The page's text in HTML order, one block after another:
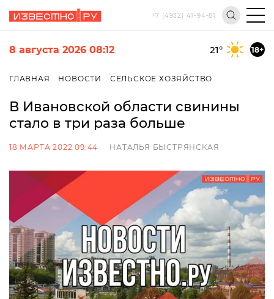
+7 (4932) 41-94-81
8 августа 2026 08:12 21° 18+
ГЛАВНАЯ НОВОСТИ СЕЛЬСКОЕ ХОЗЯЙСТВО
В Ивановской области свинины
стало в три раза больше
18 МАРТА 2022 09:44 НАТАЛЬЯ БЫСТРЯНСКАЯ